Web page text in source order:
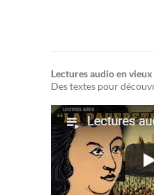
Lectures audio en
Des textes pour